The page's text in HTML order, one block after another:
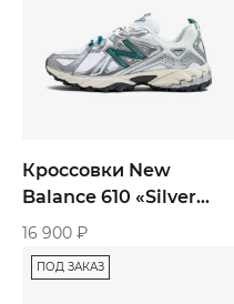
Кроссовки New
Balance 610 «Silver
Reflection»
16 900 ₽
ПОД ЗАКАЗ